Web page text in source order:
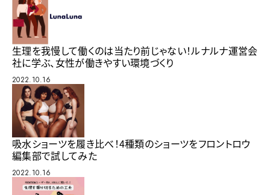
生理を我慢して働くのは当たり前じゃない！ルナルナ運営会
社に学ぶ、女性が働きやすい環境づくり
2022.10.16
吸水ショーツを履き比べ！4種類のショーツをフロントロウ
編集部で試してみた
2022.10.16